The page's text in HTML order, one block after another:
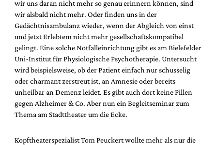
Podcast
Service
Shop / Abo
Newsletter
Redaktion
Autor:innen
Partner
Mediadaten
Suche
wir uns daran nicht mehr so genau erinnern können, sind
wir alsbald nicht mehr. Oder finden uns in der
Gedächtnisambulanz wieder, wenn der Abgleich von einst
und jetzt Erlebtem nicht mehr gesellschaftskompatibel
gelingt. Eine solche Notfalleinrichtung gibt es am Bielefelder
Uni-Institut für Physiologische Psychotherapie. Untersucht
wird beispielsweise, ob der Patient einfach nur schusselig
oder charmant zerstreut ist, an Amnesie oder bereits
unheilbar an Demenz leidet. Es gibt auch dort keine Pillen
gegen Alzheimer & Co. Aber nun ein Begleitseminar zum
Thema am Stadttheater um die Ecke.
Kopftheaterspezialist Tom Peuckert wollte mehr als nur die